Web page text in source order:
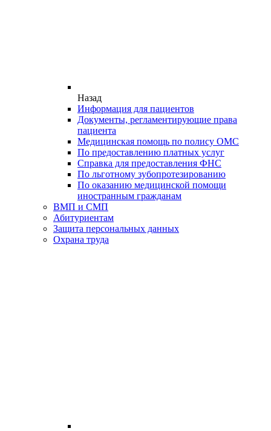
Назад
Информация для пациентов
Документы, регламентирующие права
пациента
Медицинская помощь по полису ОМС
По предоставлению платных услуг
Справка для предоставления ФНС
По льготному зубопротезированию
По оказанию медицинской помощи
иностранным гражданам
ВМП и СМП
Абитуриентам
Защита персональных данных
Охрана труда